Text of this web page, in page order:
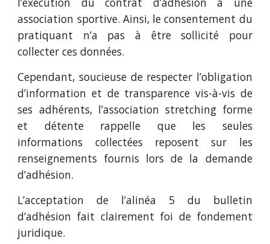
association sportive. Ainsi, le consentement du
pratiquant n’a pas à être sollicité pour
collecter ces données.
Cependant, soucieuse de respecter l’obligation
d’information et de transparence vis-à-vis de
ses adhérents, l’association stretching forme
et détente rappelle que les seules
informations collectées reposent sur les
renseignements fournis lors de la demande
d’adhésion.
L’acceptation de l’alinéa 5 du bulletin
d’adhésion fait clairement foi de fondement
juridique.